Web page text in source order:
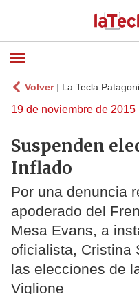
Volver| La Tecla
19 de noviembre de 2015
Suspenden
Inflado
Por una denuncia
apoderado del
Mesa Evans, a
oficialista, Cristina
las elecciones de
Viglione